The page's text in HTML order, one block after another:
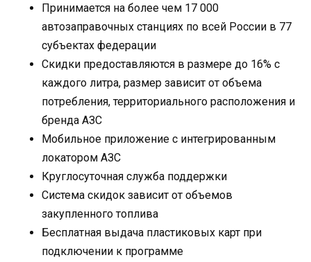
Принимается на более чем 17 000
автозаправочных станциях по всей России в 77
субъектах федерации
Скидки предоставляются в размере до 16% с
каждого литра, размер зависит от объема
потребления, территориального расположения и
бренда АЗС
Мобильное приложение с интегрированным
локатором АЗС
Круглосуточная служба поддержки
Система скидок зависит от объемов
закупленного топлива
Бесплатная выдача пластиковых карт при
подключении к программе